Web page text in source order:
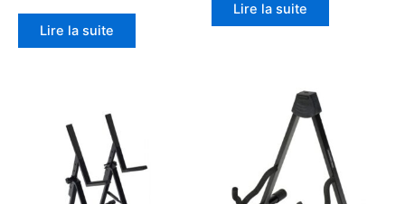
Lire la suite
Lire la suite